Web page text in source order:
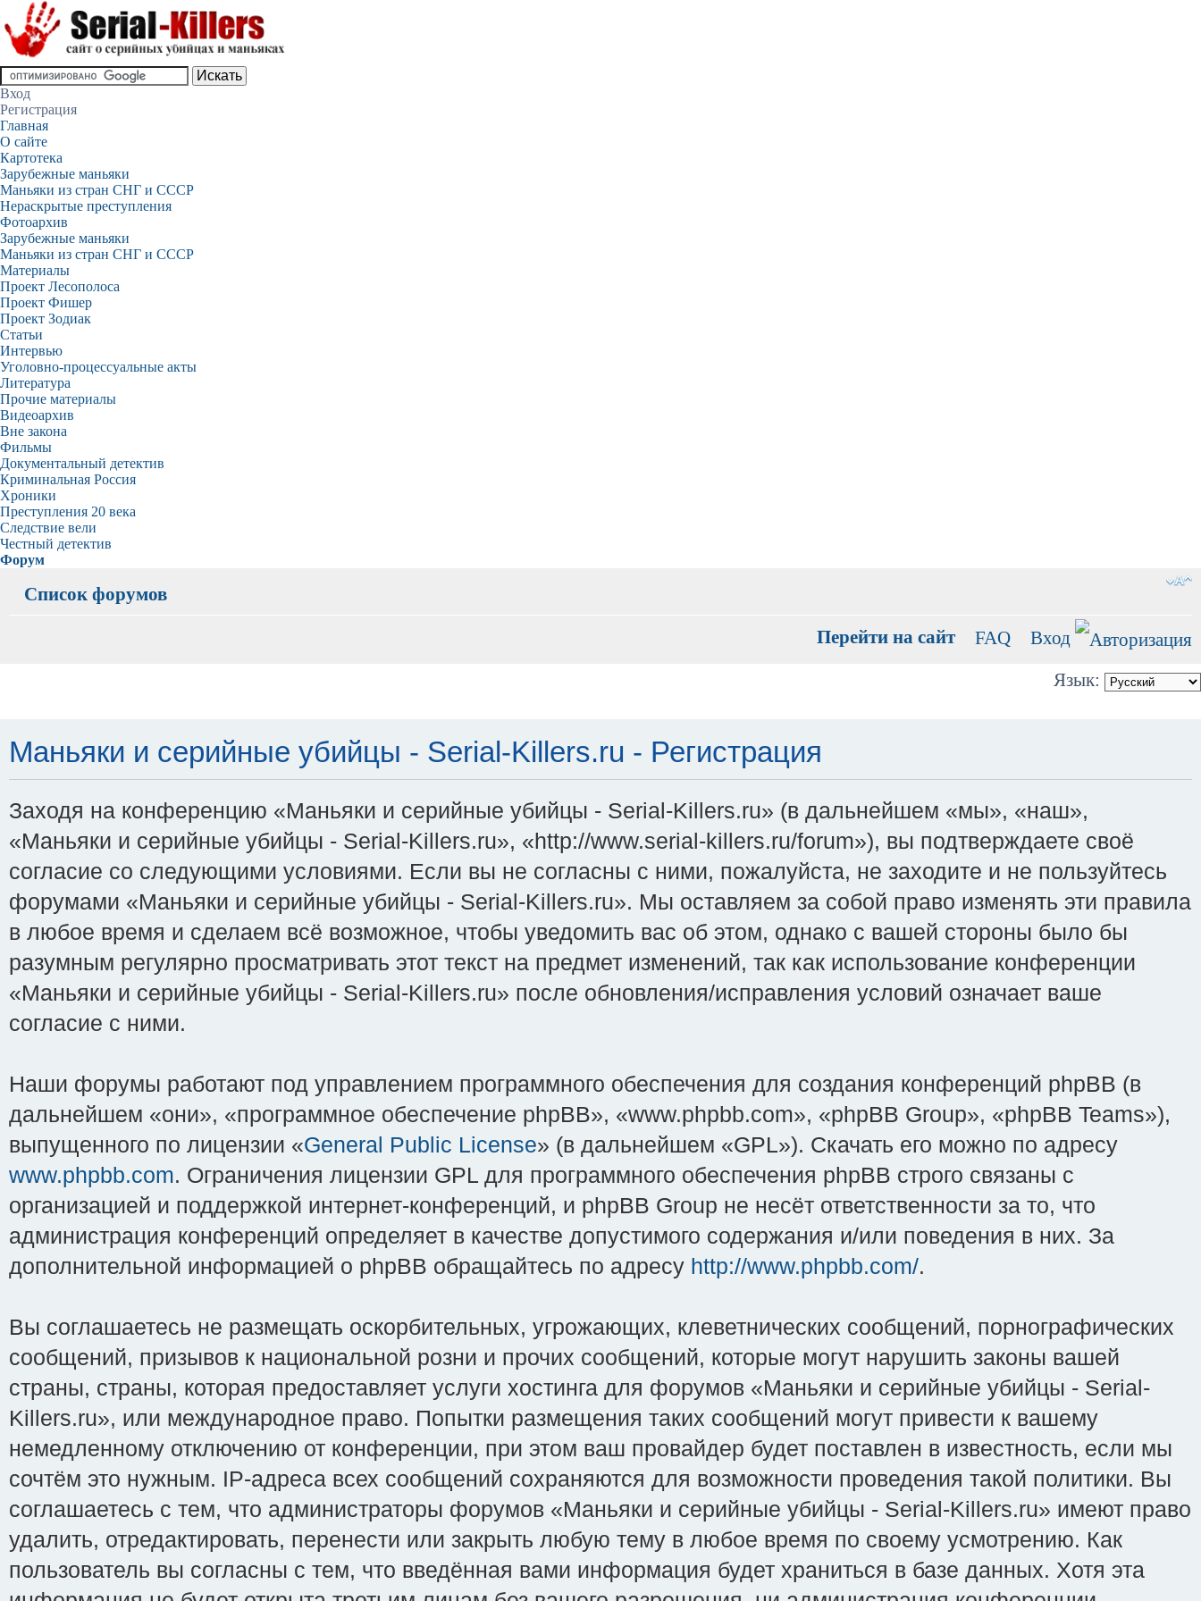
Вход
Регистрация
Главная
О сайте
Картотека
Зарубежные маньяки
Маньяки из стран СНГ и СССР
Нераскрытые преступления
Фотоархив
Зарубежные маньяки
Маньяки из стран СНГ и СССР
Материалы
Проект Лесополоса
Проект Фишер
Проект Зодиак
Статьи
Интервью
Уголовно-процессуальные акты
Литература
Прочие материалы
Видеоархив
Вне закона
Фильмы
Документальный детектив
Криминальная Россия
Хроники
Преступления 20 века
Следствие вели
Честный детектив
Форум
Список форумов
Перейти на сайт FAQ Вход
Язык:
Маньяки и серийные убийцы - Serial-Killers.ru - Регистрация
Заходя на конференцию «Маньяки и серийные убийцы - Serial-Killers.ru» (в дальнейшем «мы», «наш»,
«Маньяки и серийные убийцы - Serial-Killers.ru», «http://www.serial-killers.ru/forum»), вы подтверждаете своё
согласие со следующими условиями. Если вы не согласны с ними, пожалуйста, не заходите и не пользуйтесь
форумами «Маньяки и серийные убийцы - Serial-Killers.ru». Мы оставляем за собой право изменять эти правила
в любое время и сделаем всё возможное, чтобы уведомить вас об этом, однако с вашей стороны было бы
разумным регулярно просматривать этот текст на предмет изменений, так как использование конференции
«Маньяки и серийные убийцы - Serial-Killers.ru» после обновления/исправления условий означает ваше
согласие с ними.
Наши форумы работают под управлением программного обеспечения для создания конференций phpBB (в
дальнейшем «они», «программное обеспечение phpBB», «www.phpbb.com», «phpBB Group», «phpBB Teams»),
выпущенного по лицензии «General Public License» (в дальнейшем «GPL»). Скачать его можно по адресу
www.phpbb.com. Ограничения лицензии GPL для программного обеспечения phpBB строго связаны с
организацией и поддержкой интернет-конференций, и phpBB Group не несёт ответственности за то, что
администрация конференций определяет в качестве допустимого содержания и/или поведения в них. За
дополнительной информацией о phpBB обращайтесь по адресу http://www.phpbb.com/.
Вы соглашаетесь не размещать оскорбительных, угрожающих, клеветнических сообщений, порнографических
сообщений, призывов к национальной розни и прочих сообщений, которые могут нарушить законы вашей
страны, страны, которая предоставляет услуги хостинга для форумов «Маньяки и серийные убийцы - Serial-
Killers.ru», или международное право. Попытки размещения таких сообщений могут привести к вашему
немедленному отключению от конференции, при этом ваш провайдер будет поставлен в известность, если мы
сочтём это нужным. IP-адреса всех сообщений сохраняются для возможности проведения такой политики. Вы
соглашаетесь с тем, что администраторы форумов «Маньяки и серийные убийцы - Serial-Killers.ru» имеют право
удалить, отредактировать, перенести или закрыть любую тему в любое время по своему усмотрению. Как
пользователь вы согласны с тем, что введённая вами информация будет храниться в базе данных. Хотя эта